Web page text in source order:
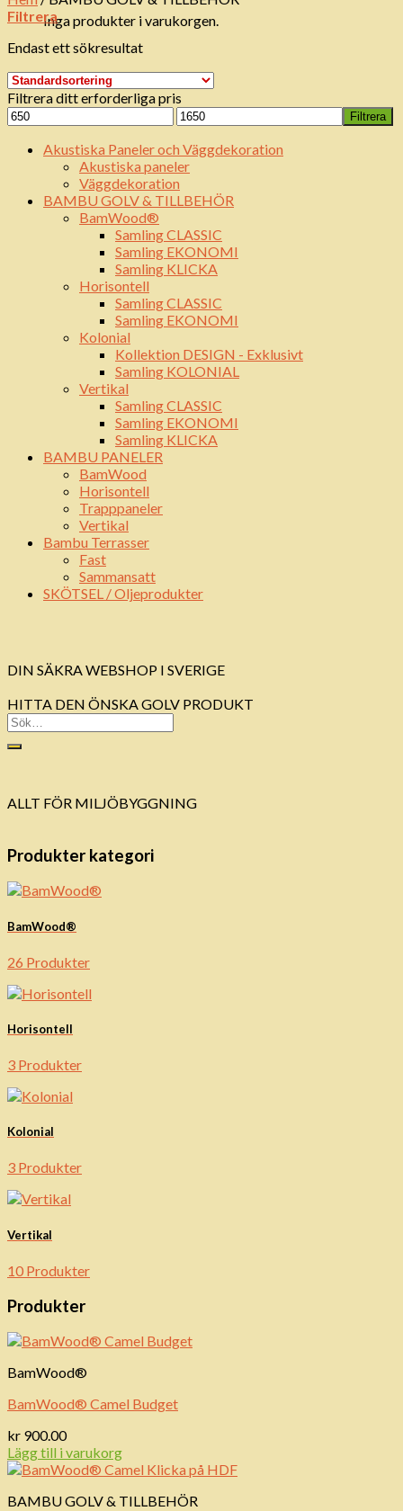
Inga produkter i varukorgen.
Filtrera
Endast ett sökresultat
Filtrera ditt erforderliga pris
Min
pris
Max
pris
Filtrera
Akustiska Paneler och Väggdekoration
Akustiska paneler
Väggdekoration
BAMBU GOLV & TILLBEHÖR
BamWood®
Samling CLASSIC
Samling EKONOMI
Samling KLICKA
Horisontell
Samling CLASSIC
Samling EKONOMI
Kolonial
Kollektion DESIGN - Exklusivt
Samling KOLONIAL
Vertikal
Samling CLASSIC
Samling EKONOMI
Samling KLICKA
BAMBU PANELER
BamWood
Horisontell
Trapppaneler
Vertikal
Bambu Terrasser
Fast
Sammansatt
SKÖTSEL / Oljeprodukter
DIN SÄKRA WEBSHOP I SVERIGE
HITTA DEN ÖNSKA GOLV PRODUKT
ALLT FÖR MILJÖBYGGNING
Produkter kategori
BamWood®
26 Produkter
Horisontell
3 Produkter
Kolonial
3 Produkter
Vertikal
10 Produkter
Produkter
BamWood®
BamWood® Camel Budget
kr 900.00
Lägg till i varukorg
BAMBU GOLV & TILLBEHÖR